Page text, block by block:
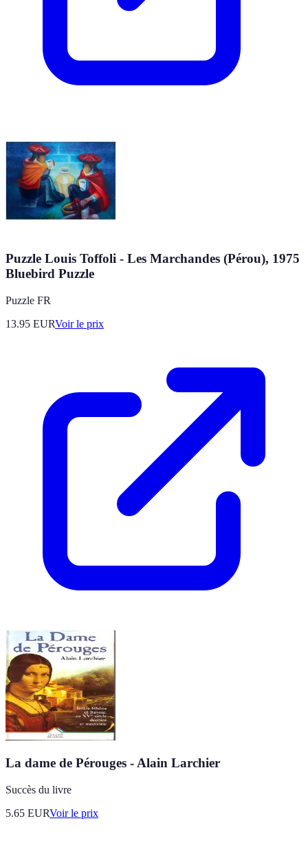
Puzzle Louis Toffoli - Les Marchandes (Pérou), 1975
Bluebird Puzzle
Puzzle FR
13.95 EURVoir le prix
La dame de Pérouges - Alain Larchier
Succès du livre
5.65 EURVoir le prix